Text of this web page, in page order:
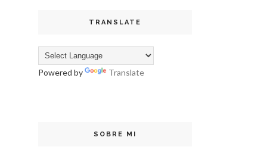
TRANSLATE
Powered by Translate
SOBRE MI